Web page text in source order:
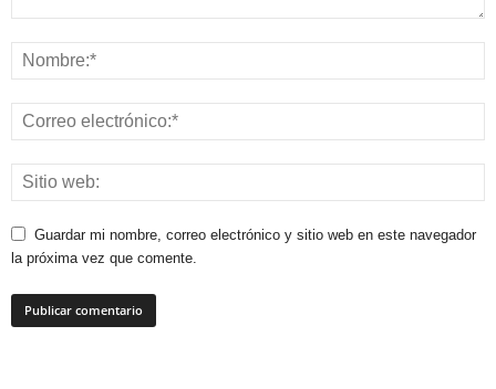
Guardar mi nombre, correo electrónico y sitio web en este navegador
la próxima vez que comente.